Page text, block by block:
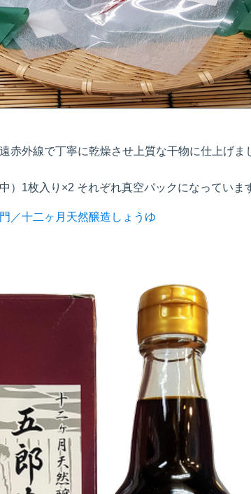
赤外線で丁寧に乾燥させ上質な干物に仕上げま
）1枚入り×2 それぞれ真空パックになっていま
／十二ヶ月天然醸造しょうゆ